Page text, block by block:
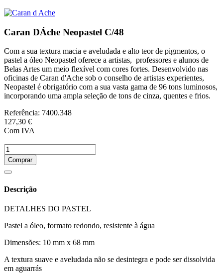
Caran DÁche Neopastel C/48
Com a sua textura macia e aveludada e alto teor de pigmentos, o
pastel a óleo Neopastel oferece a artistas, professores e alunos de
Belas Artes um meio flexível com cores fortes. Desenvolvido nas
oficinas de Caran d'Ache sob o conselho de artistas experientes,
Neopastel é obrigatório com a sua vasta gama de 96 tons luminosos,
incorporando uma ampla seleção de tons de cinza, quentes e frios.
Referência: 7400.348
127,30 €
Com IVA
Comprar
Descrição
DETALHES DO PASTEL
Pastel a óleo, formato redondo, resistente à água
Dimensões: 10 mm x 68 mm
A textura suave e aveludada não se desintegra e pode ser dissolvida
em aguarrás